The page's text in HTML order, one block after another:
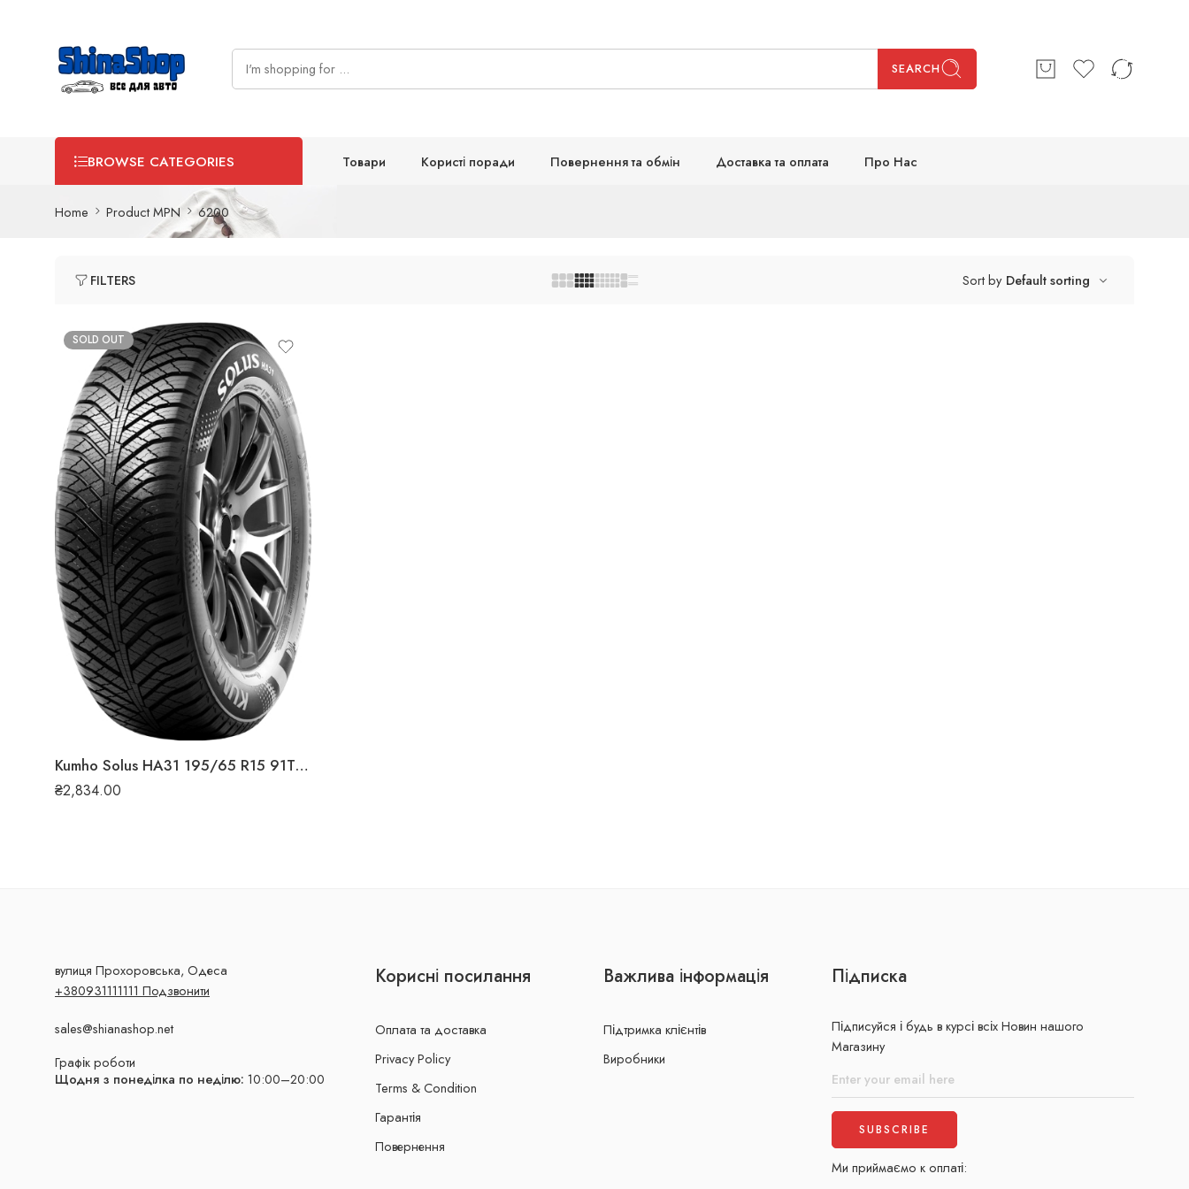
SEARCH
BROWSE CATEGORIES Товари Користі поради Повернення та обмін Доставка та оплата Про Нас
Home Product MPN 6200
FILTERS Sort by Default sorting
SOLD OUT
Kumho Solus HA31 195/65 R15 91T всесезонна шина
₴2,834.00
вулиця Прохоровська, Одеса
+380931111111 Подзвонити
sales@shianashop.net
Графік роботи
Щодня з понеділка по неділю: 10:00–20:00
Корисні посилання
Оплата та доставка
Privacy Policy
Terms & Condition
Гарантія
Повернення
Важлива інформація
Підтримка клієнтів
Виробники
Підписка
Підписуйся і будь в курсі всіх Новин нашого
Магазину
Ми приймаємо к оплаті: